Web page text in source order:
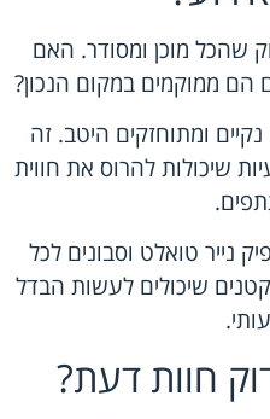
שהכל מוכן ומסודר. האם
הם ממוקמים במקום הנכון?
ומתוחזקים היטב. זה
שיכולות להרוס את חווית
נייר טואלט וסבונים לכל
שיכולים לעשות הבדל
חוות דעת?